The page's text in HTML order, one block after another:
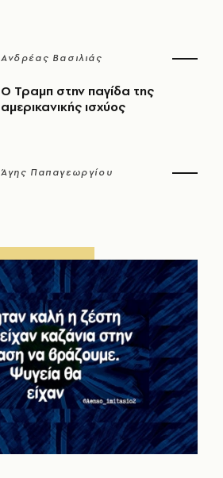
Ανδρέας Βασιλιάς
Ο Τραμπ στην παγίδα της
αμερικανικής ισχύος
Άγης Παπαγεωργίου